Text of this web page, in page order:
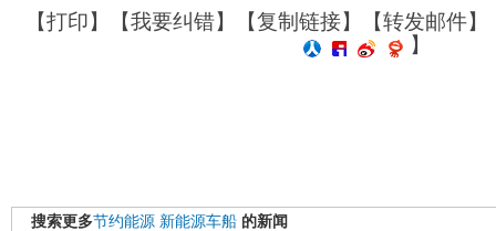
【打印】【我要纠错】【复制链接】【转发邮件】
】
搜索更多节约能源 新能源车船 的新闻